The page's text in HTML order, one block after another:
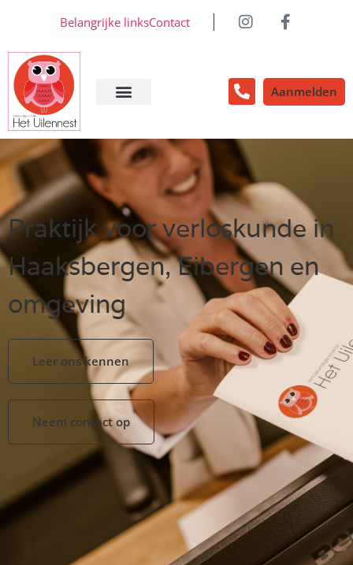
Belangrijke linksContact
Aanmelden
Praktijk voor verloskunde in
Haaksbergen, Eibergen en
omgeving
Leer ons kennen
Neem contact op